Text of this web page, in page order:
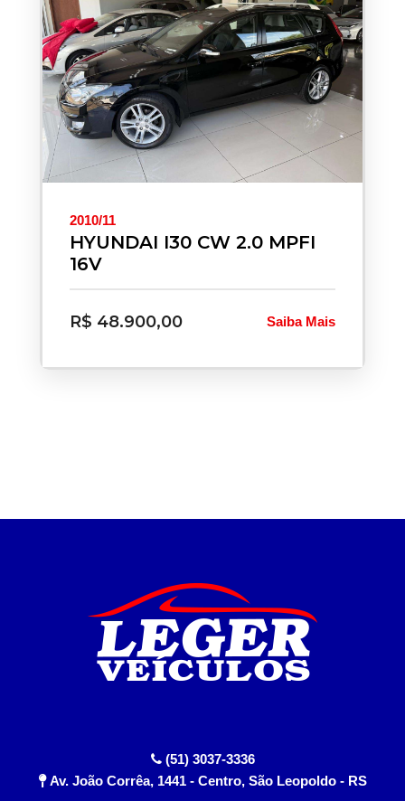
2010/11
HYUNDAI I30 CW 2.0 MPFI
16V
R$ 48.900,00 Saiba Mais
(51) 3037-3336
Av. João Corrêa, 1441 - Centro, São Leopoldo - RS